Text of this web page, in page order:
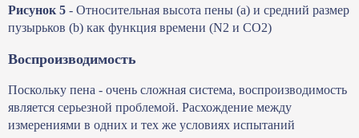
Рисунок 5 - Относительная высота пены (a) и средний размер
пузырьков (b) как функция времени (N2 и CO2)
Воспроизводимость
Поскольку пена - очень сложная система, воспроизводимость
является серьезной проблемой. Расхождение между
измерениями в одних и тех же условиях испытаний